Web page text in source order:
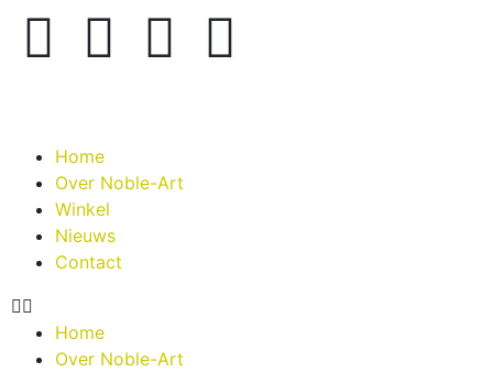
Home
Over Noble-Art
Winkel
Nieuws
Contact
Home
Over Noble-Art